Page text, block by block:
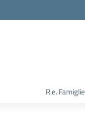
R.e. Famiglie